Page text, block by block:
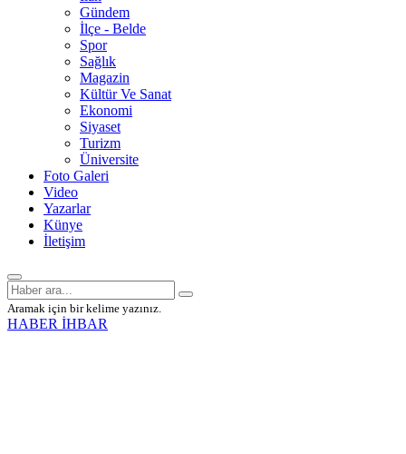
Gündem
İlçe - Belde
Spor
Sağlık
Magazin
Kültür Ve Sanat
Ekonomi
Siyaset
Turizm
Üniversite
Foto Galeri
Video
Yazarlar
Künye
İletişim
Aramak için bir kelime yazınız.
HABER İHBAR